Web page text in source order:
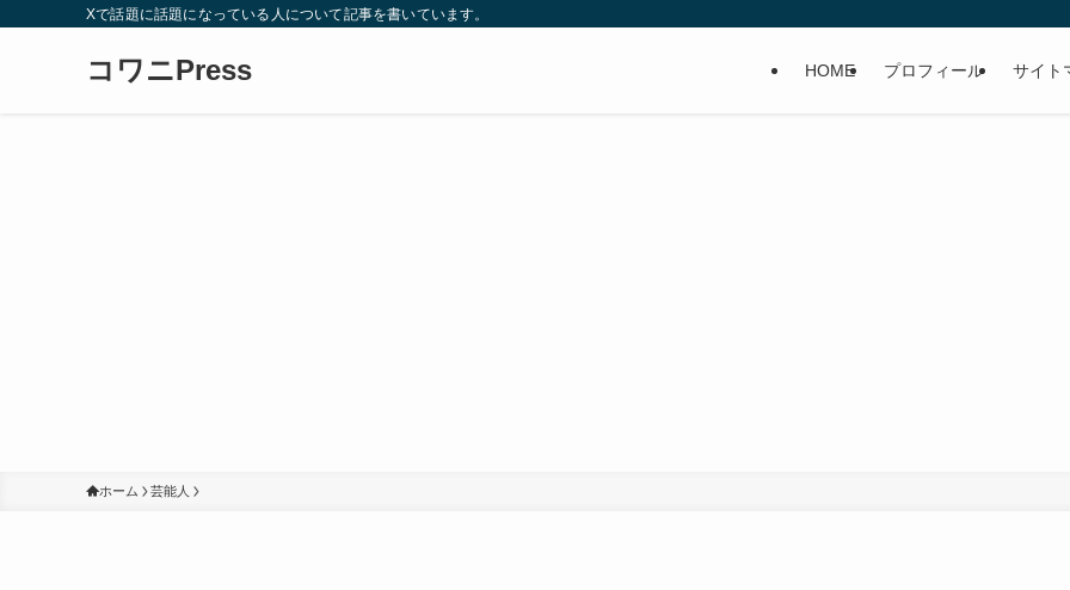
Xで話題に話題になっている人について記事を書いています。
コワニPress HOME プロフィール サイト
ホーム 芸能人